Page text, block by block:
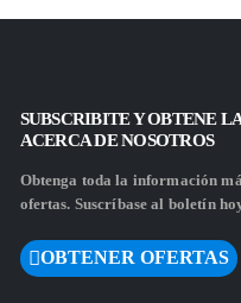
SUBSCRIBITE Y OBTENE
ACERCA DE NOSOTROS
Obtenga toda la información
ofertas. Suscríbase al boletín
OBTENER OFERTAS